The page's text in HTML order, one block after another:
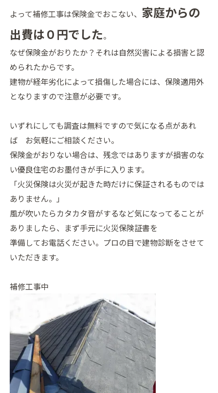
よって補修工事は保険金でおこない、 家庭からの
出費は０円でした。
なぜ保険金がおりたか？それは自然災害による損害と認
められたからです。
建物が経年劣化によって損傷した場合には、保険適用外
となりますので注意が必要です。
いずれにしても調査は無料ですので気になる点があれ
ば お気軽にご相談ください。
保険金がおりない場合は、残念ではありますが損害のな
い優良住宅のお墨付きが手に入ります。
「火災保険は火災が起きた時だけに保証されるものでは
ありません。」
風が吹いたらカタカタ音がするなど気になってることが
ありましたら、まず手元に火災保険証書を
準備してお電話ください。プロの目で建物診断をさせて
いただきます。
補修工事中